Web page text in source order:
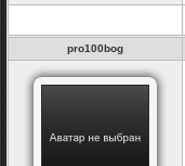
pro100bog